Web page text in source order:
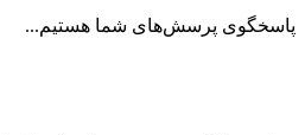
پاسخگوی پرسش‌های شما هستیم...